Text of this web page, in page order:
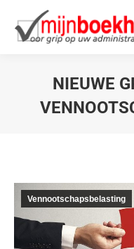
NIEUWE
Vennootschapsbelasting